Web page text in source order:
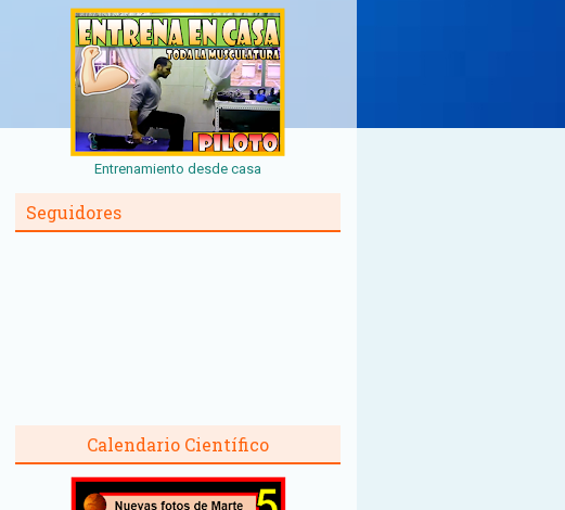
Entrenamiento desde casa
Seguidores
Calendario Científico